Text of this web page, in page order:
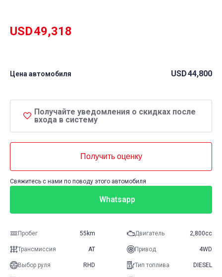
USD49,318
Цена автомобиля USD44,800
Получайте уведомления о скидках после
входа в систему
Получить оценку
Свяжитесь с нами по поводу этого автомобиля
Whatsapp
Пробег 55km Двигатель 2,800cc
Трансмиссия AT Привод 4WD
Выбор руля RHD Тип топлива DIESEL